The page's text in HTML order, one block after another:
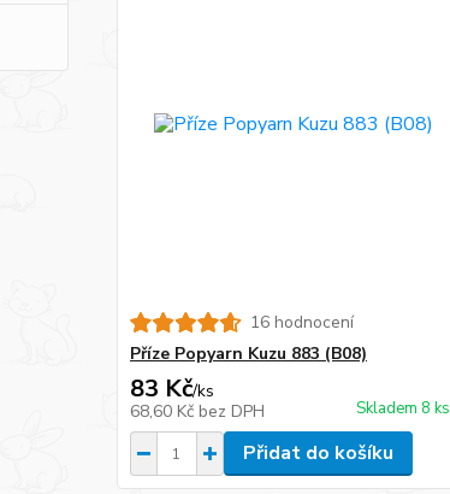
16 hodnocení
Příze Popyarn Kuzu 883 (B08)
83 Kč/ks
68,60 Kč bez DPH Skladem 8 ks
Přidat do košíku